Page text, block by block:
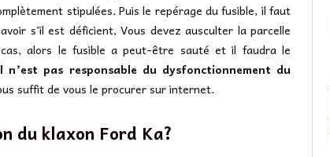
stipulées. Puis le repérage du fusible, il faut
s’il est déficient, Vous devez ausculter la parcelle
alors le fusible a peut-être sauté et il faudra le
n’est pas responsable du dysfonctionnement du
suffit de vous le procurer sur internet.
du klaxon Ford Ka?